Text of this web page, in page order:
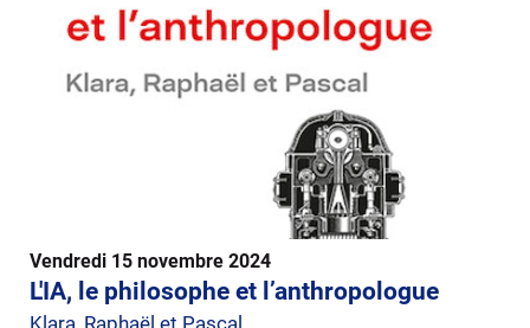
Vendredi 15 novembre 2024
L'IA, le philosophe et l’anthropologue
Klara, Raphaël et Pascal